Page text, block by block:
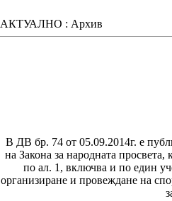
АКТУАЛНО : Архив
В ДВ бр. 74 от 05.09.2014г. е
на Закона за народната
по ал. 1, включва и по един
организиране и провеждане на